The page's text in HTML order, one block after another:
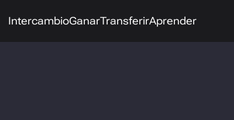
IntercambioGanarTransferirAprender